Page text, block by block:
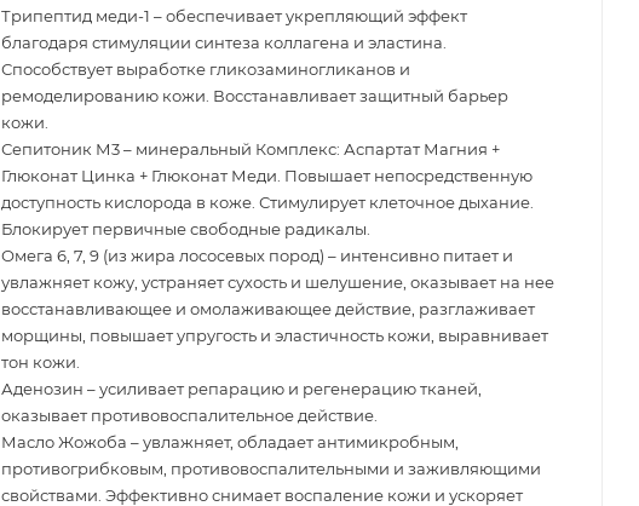
Трипептид меди-1 – обеспечивает укрепляющий эффект
благодаря стимуляции синтеза коллагена и эластина.
Способствует выработке гликозаминогликанов и
ремоделированию кожи. Восстанавливает защитный барьер
кожи.
Сепитоник М3 – минеральный Комплекс: Аспартат Магния +
Глюконат Цинка + Глюконат Меди. Повышает непосредственную
доступность кислорода в коже. Стимулирует клеточное дыхание.
Блокирует первичные свободные радикалы.
Омега 6, 7, 9 (из жира лососевых пород) – интенсивно питает и
увлажняет кожу, устраняет сухость и шелушение, оказывает на нее
восстанавливающее и омолаживающее действие, разглаживает
морщины, повышает упругость и эластичность кожи, выравнивает
тон кожи.
Аденозин – усиливает репарацию и регенерацию тканей,
оказывает противовоспалительное действие.
Масло Жожоба – увлажняет, обладает антимикробным,
противогрибковым, противовоспалительными и заживляющими
свойствами. Эффективно снимает воспаление кожи и ускоряет